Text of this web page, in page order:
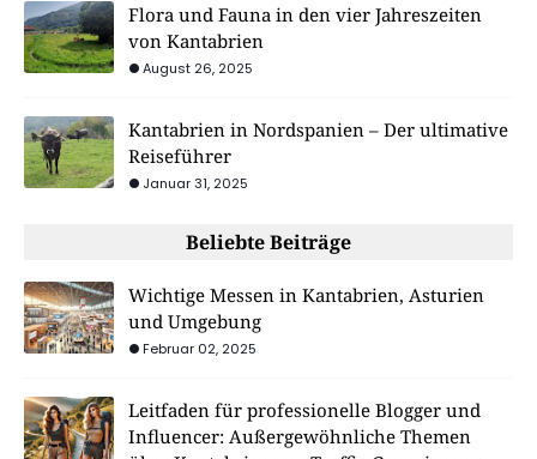
Flora und Fauna in den vier Jahreszeiten
von Kantabrien
August 26, 2025
Kantabrien in Nordspanien – Der ultimative
Reiseführer
Januar 31, 2025
Beliebte Beiträge
Wichtige Messen in Kantabrien, Asturien
und Umgebung
Februar 02, 2025
Leitfaden für professionelle Blogger und
Influencer: Außergewöhnliche Themen